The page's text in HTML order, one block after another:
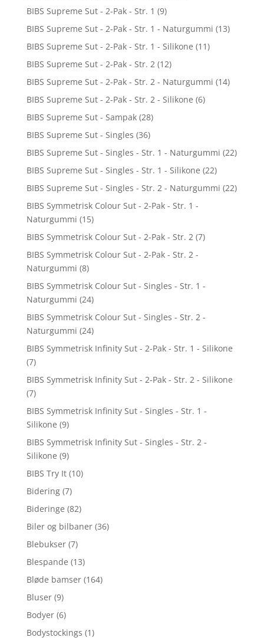
BIBS Supreme Sut - 2-Pak - Str. 1 (9)
BIBS Supreme Sut - 2-Pak - Str. 1 - Naturgummi (13)
BIBS Supreme Sut - 2-Pak - Str. 1 - Silikone (11)
BIBS Supreme Sut - 2-Pak - Str. 2 (12)
BIBS Supreme Sut - 2-Pak - Str. 2 - Naturgummi (14)
BIBS Supreme Sut - 2-Pak - Str. 2 - Silikone (6)
BIBS Supreme Sut - Sampak (28)
BIBS Supreme Sut - Singles (36)
BIBS Supreme Sut - Singles - Str. 1 - Naturgummi (22)
BIBS Supreme Sut - Singles - Str. 1 - Silikone (22)
BIBS Supreme Sut - Singles - Str. 2 - Naturgummi (22)
BIBS Symmetrisk Colour Sut - 2-Pak - Str. 1 -
Naturgummi (15)
BIBS Symmetrisk Colour Sut - 2-Pak - Str. 2 (7)
BIBS Symmetrisk Colour Sut - 2-Pak - Str. 2 -
Naturgummi (8)
BIBS Symmetrisk Colour Sut - Singles - Str. 1 -
Naturgummi (24)
BIBS Symmetrisk Colour Sut - Singles - Str. 2 -
Naturgummi (24)
BIBS Symmetrisk Infinity Sut - 2-Pak - Str. 1 - Silikone
(7)
BIBS Symmetrisk Infinity Sut - 2-Pak - Str. 2 - Silikone
(7)
BIBS Symmetrisk Infinity Sut - Singles - Str. 1 -
Silikone (9)
BIBS Symmetrisk Infinity Sut - Singles - Str. 2 -
Silikone (9)
BIBS Try It (10)
Bidering (7)
Bideringe (82)
Biler og bilbaner (36)
Blebukser (7)
Blespande (13)
Bløde bamser (164)
Bluser (9)
Bodyer (6)
Bodystockings (1)